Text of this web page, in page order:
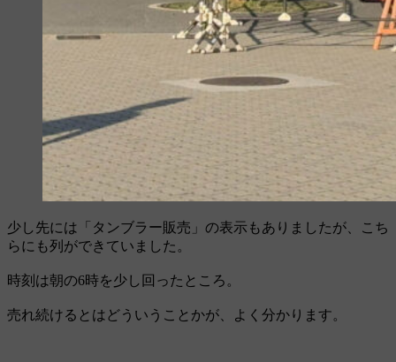
少し先には「タンブラー販売」の表示もありましたが、こち
らにも列ができていました。
時刻は朝の6時を少し回ったところ。
売れ続けるとはどういうことかが、よく分かります。